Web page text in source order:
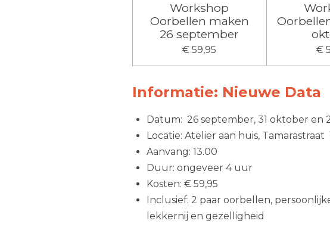
Workshop
Oorbellen maken
26 september
€ 59,95 €
Informatie: Nieuwe Data
Datum: 26 september, 31 oktober en
Locatie: Atelier aan huis,
Aanvang: 13.00
Duur: ongeveer 4 uur
Kosten: € 59,95
Inclusief: 2 paar oorbellen,
lekkernij en gezelligheid